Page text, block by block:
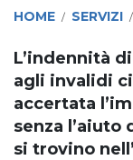
HOME / SERVIZI /
L’indennità
agli invalidi
accertata
senza l’aiuto
si trovino